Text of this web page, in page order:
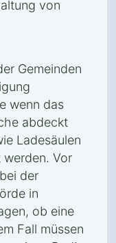
von
Gemeinden
wenn das
abdeckt
Ladesäulen
Vor
der
in
ob eine
Fall müssen